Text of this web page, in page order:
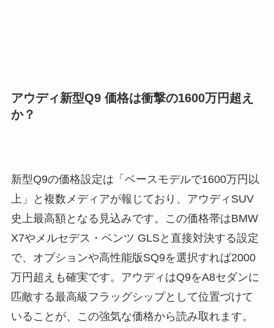
アウディ新型Q9 価格は衝撃の1600万円超え
か？
新型Q9の価格設定は「ベースモデルで1600万円以
上」と複数メディアが報じており、アウディSUV
史上最高額となる見込みです。この価格帯はBMW
X7やメルセデス・ベンツ GLSと直接対決する設定
で、オプションや高性能版SQ9を選択すれば2000
万円超えも確実です。アウディはQ9をA8セダンに
匹敵する最高級フラッグシップとして位置づけて
いることが、この強気な価格から読み取れます。